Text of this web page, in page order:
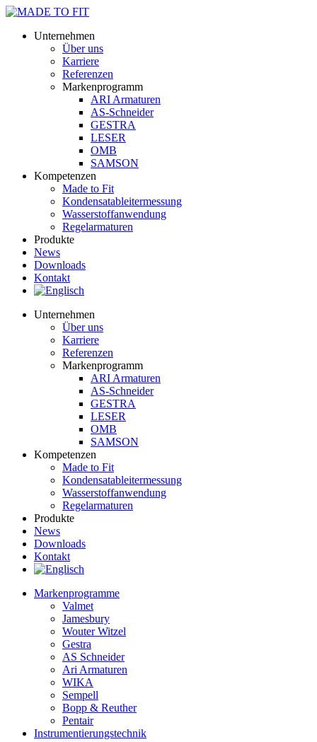
Unternehmen
Über uns
Karriere
Referenzen
Markenprogramm
ARI Armaturen
AS-Schneider
GESTRA
LESER
OMB
SAMSON
Kompetenzen
Made to Fit
Kondensat­ableiter­messung
Wasserstoff­anwendung
Regel­arma­turen
Produkte
News
Downloads
Kontakt
Unternehmen
Über uns
Karriere
Referenzen
Markenprogramm
ARI Armaturen
AS-Schneider
GESTRA
LESER
OMB
SAMSON
Kompetenzen
Made to Fit
Kondensat­ableiter­messung
Wasserstoff­anwendung
Regel­arma­turen
Produkte
News
Downloads
Kontakt
Markenprogramme
Valmet
Jamesbury
Wouter Witzel
Gestra
AS Schneider
Ari Armaturen
WIKA
Sempell
Bopp & Reuther
Pentair
Instrumentierungs­technik